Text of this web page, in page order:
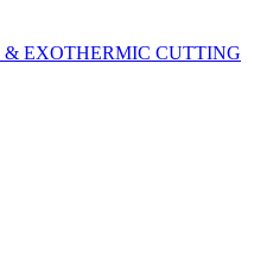
& EXOTHERMIC CUTTING